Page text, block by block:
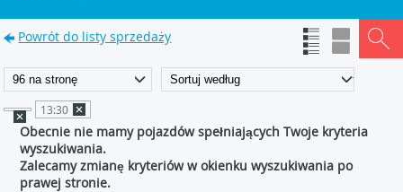
Powrót do listy sprzedaży
13:30
Obecnie nie mamy pojazdów spełniających Twoje kryteria
wyszukiwania.
Zalecamy zmianę kryteriów w okienku wyszukiwania po
prawej stronie.